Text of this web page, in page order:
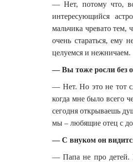
— Нет, потому что,
интересующийся
мальчика чревато тем,
очень стараться, ему
целуемся и нежничаем.
— Вы тоже росли без
— Нет. Но это не тот
когда мне было всего
сегодня открываешь
мы – любящие отец с
— С внуком он
— Папа не про детей.